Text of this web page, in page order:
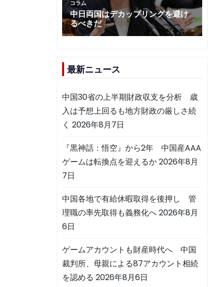
最新ニュース
中国30省の上半期財政収支を分析 歳
入は予想上回るも地方財政の厳しさ続
く 2026年8月7日
『黒神話：悟空』から2年 中国産AAA
ゲームは転換点を迎えるか2026年8月
7日
中国各地で有給休暇取得を後押し 管
理職の率先取得も義務化へ2026年8月
6日
ゲームアカウントも財産時代へ 中国
裁判所、母親による87アカウント相続
を認める 2026年8月6日